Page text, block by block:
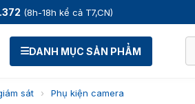
(8h-18h kể cả T7,CN)
DANH MỤC SẢN PHẨM
sát › Phụ kiện camera